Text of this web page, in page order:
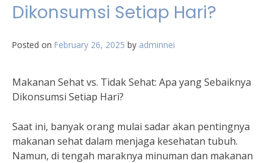
Dikonsumsi Setiap Hari?
Posted on February 26, 2025 by adminnei
Makanan Sehat vs. Tidak Sehat: Apa yang Sebaiknya
Dikonsumsi Setiap Hari?
Saat ini, banyak orang mulai sadar akan pentingnya
makanan sehat dalam menjaga kesehatan tubuh.
Namun, di tengah maraknya minuman dan makanan